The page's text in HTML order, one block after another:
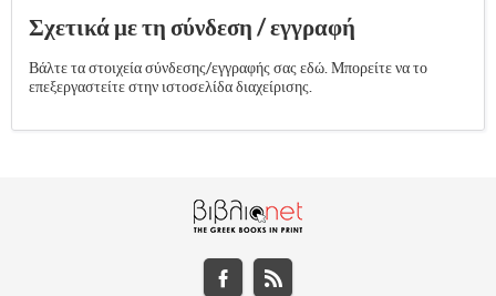
Σχετικά με τη σύνδεση / εγγραφή
Βάλτε τα στοιχεία σύνδεσης/εγγραφής σας εδώ. Μπορείτε να το
επεξεργαστείτε στην ιστοσελίδα διαχείρισης.